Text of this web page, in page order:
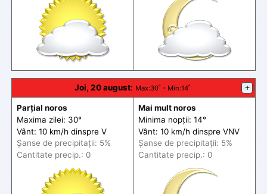
Joi, 20 august: Max:30˚ - Min:14˚ +
Parțial noros
Maxima zilei: 30°
Vânt: 10 km/h dinspre V
Șanse de precipitații: 5%
Cantitate precip.: 0
Mai mult noros
Minima nopții: 14°
Vânt: 10 km/h dinspre VNV
Șanse de precipitații: 5%
Cantitate precip.: 0